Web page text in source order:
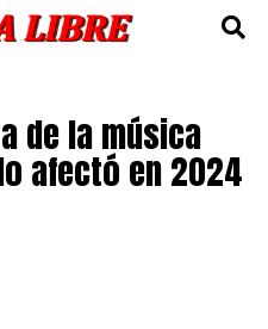
de la música
afectó en 2024